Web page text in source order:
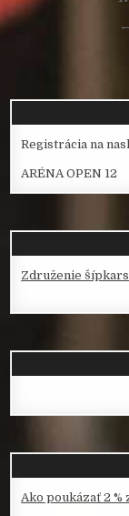
v
Registrácia na
ARÉNA OPEN 12
Združenie
Ako poukázať 2 %